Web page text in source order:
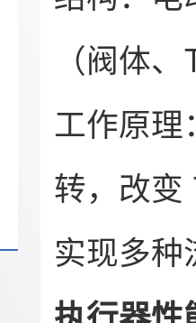
（阀体
工作原理
转，改变
实现多种